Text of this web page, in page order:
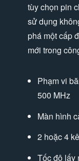
tùy chọn pin
sử dụng
phá một cấp
mới trong
Phạm vi
500 MHz
Màn hình
2 hoặc 4
Tốc độ lấy